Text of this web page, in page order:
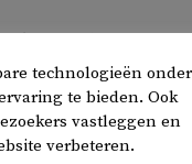
een live action-
en David Benioff,
Netflix wezen de vijf
technologieën onder
te bieden. Ook
vastleggen en
verbeteren.